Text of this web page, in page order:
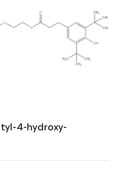
4-hydroxy-